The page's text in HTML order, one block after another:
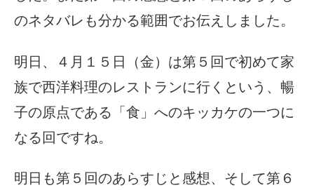
のネタバレも分かる範囲でお伝えしました。
明日、４月１５日（金）は第５回で初めて家
族で西洋料理のレストランに行くという、暢
子の原点である「食」へのキッカケの一つに
なる回ですね。
明日も第５回のあらすじと感想、そして第６